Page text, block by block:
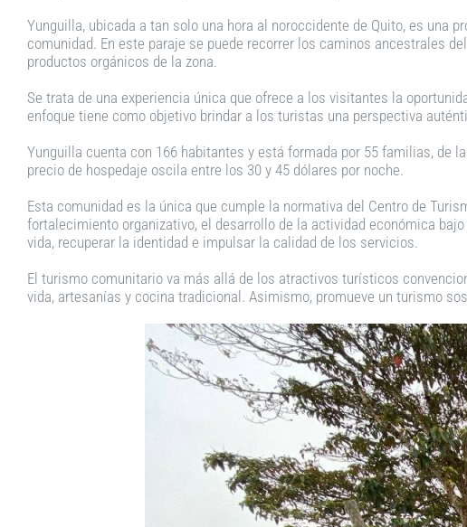
Yunguilla, ubicada a tan solo una hora al noroccidente de Quito, es
comunidad. En este paraje se puede recorrer los caminos ancestrales
productos orgánicos de la zona.
Se trata de una experiencia única que ofrece a los visitantes la
enfoque tiene como objetivo brindar a los turistas una perspectiva
Yunguilla cuenta con 166 habitantes y está formada por 55 familias, de
precio de hospedaje oscila entre los 30 y 45 dólares por noche.
Esta comunidad es la única que cumple la normativa del Centro de
fortalecimiento organizativo, el desarrollo de la actividad económica
vida, recuperar la identidad e impulsar la calidad de los servicios.
El turismo comunitario va más allá de los atractivos turísticos
vida, artesanías y cocina tradicional. Asimismo, promueve un turismo